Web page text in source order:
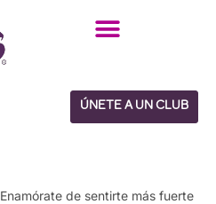
ÚNETE A UN CLUB
Enamórate de sentirte más fuerte